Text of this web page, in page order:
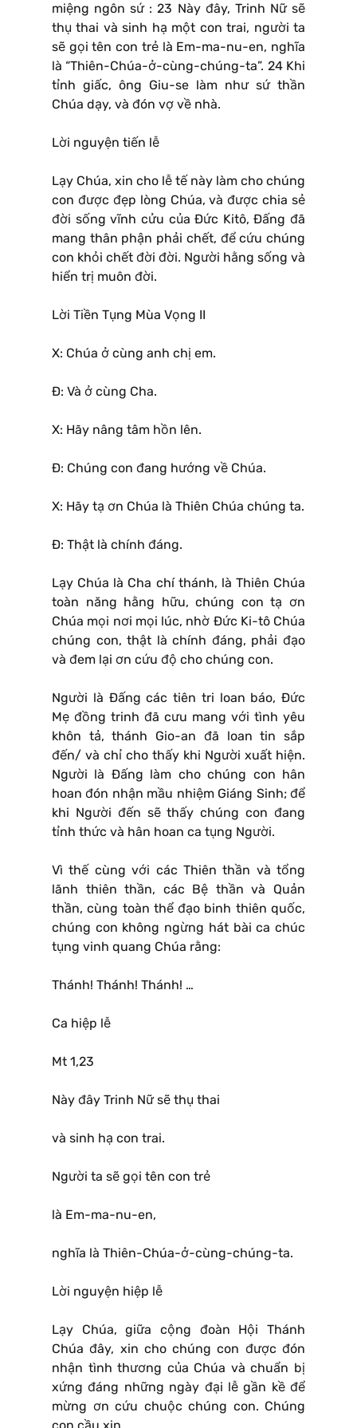
miệng ngôn sứ : 23 Này đây, Trinh Nữ sẽ
thụ thai và sinh hạ một con trai, người ta
sẽ gọi tên con trẻ là Em-ma-nu-en, nghĩa
là “Thiên-Chúa-ở-cùng-chúng-ta”. 24 Khi
tỉnh giấc, ông Giu-se làm như sứ thần
Chúa dạy, và đón vợ về nhà.
Lời nguyện tiến lễ
Lạy Chúa, xin cho lễ tế này làm cho chúng
con được đẹp lòng Chúa, và được chia sẻ
đời sống vĩnh cửu của Ðức Kitô, Ðấng đã
mang thân phận phải chết, để cứu chúng
con khỏi chết đời đời. Người hằng sống và
hiển trị muôn đời.
Lời Tiền Tụng Mùa Vọng II
X: Chúa ở cùng anh chị em.
Ð: Và ở cùng Cha.
X: Hãy nâng tâm hồn lên.
Ð: Chúng con đang hướng về Chúa.
X: Hãy tạ ơn Chúa là Thiên Chúa chúng ta.
Ð: Thật là chính đáng.
Lạy Chúa là Cha chí thánh, là Thiên Chúa
toàn năng hằng hữu, chúng con tạ ơn
Chúa mọi nơi mọi lúc, nhờ Ðức Ki-tô Chúa
chúng con, thật là chính đáng, phải đạo
và đem lại ơn cứu độ cho chúng con.
Người là Ðấng các tiên tri loan báo, Ðức
Mẹ đồng trinh đã cưu mang với tình yêu
khôn tả, thánh Gio-an đã loan tin sắp
đến/ và chỉ cho thấy khi Người xuất hiện.
Người là Ðấng làm cho chúng con hân
hoan đón nhận mầu nhiệm Giáng Sinh; để
khi Người đến sẽ thấy chúng con đang
tỉnh thức và hân hoan ca tụng Người.
Vì thế cùng với các Thiên thần và tổng
lãnh thiên thần, các Bệ thần và Quản
thần, cùng toàn thể đạo binh thiên quốc,
chúng con không ngừng hát bài ca chúc
tụng vinh quang Chúa rằng:
Thánh! Thánh! Thánh! …
Ca hiệp lễ
Mt 1,23
Này đây Trinh Nữ sẽ thụ thai
và sinh hạ con trai.
Người ta sẽ gọi tên con trẻ
là Em-ma-nu-en,
nghĩa là Thiên-Chúa-ở-cùng-chúng-ta.
Lời nguyện hiệp lễ
Lạy Chúa, giữa cộng đoàn Hội Thánh
Chúa đây, xin cho chúng con được đón
nhận tình thương của Chúa và chuẩn bị
xứng đáng những ngày đại lễ gần kề để
mừng ơn cứu chuộc chúng con. Chúng